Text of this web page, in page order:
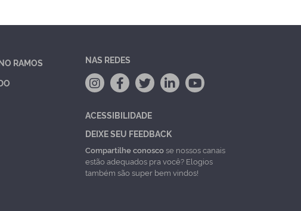
RAMOS
NAS REDES
ACESSIBILIDADE
DEIXE SEU FEEDBACK
Compartilhe conoscose nossos canais
estão adequados pra você? Elogios
também são super bem vindos!